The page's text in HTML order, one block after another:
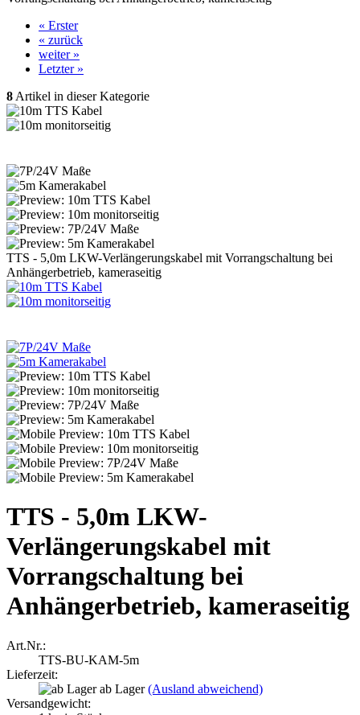
« Erster
« zurück
weiter »
Letzter »
8 Artikel in dieser Kategorie
TTS - 5,0m LKW-Verlängerungskabel mit Vorrangschaltung bei
Anhängerbetrieb, kameraseitig
TTS - 5,0m LKW-
Verlängerungskabel mit
Vorrangschaltung bei
Anhängerbetrieb, kameraseitig
Art.Nr.:
TTS-BU-KAM-5m
Lieferzeit:
ab Lager(Ausland abweichend)
Versandgewicht: